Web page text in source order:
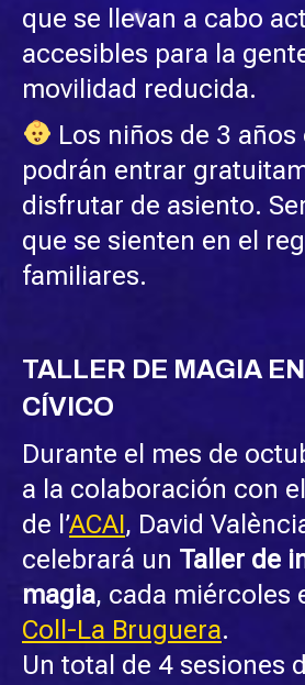
que se llevan a cabo
accesibles para la
movilidad reducida.
Los niños de 3 años
podrán entrar
disfrutar de asiento.
que se sienten en el
familiares.
TALLER DE MAGIA
CÍVICO
Durante el mes de
a la colaboración con
de l’ACAI, David
celebrará un Taller de
magia, cada miércoles
Coll-La Bruguera.
Un total de 4 sesiones